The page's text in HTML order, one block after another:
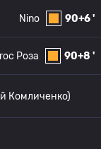
90+6 '
Nino
90+8 '
Роза
Комличенко)